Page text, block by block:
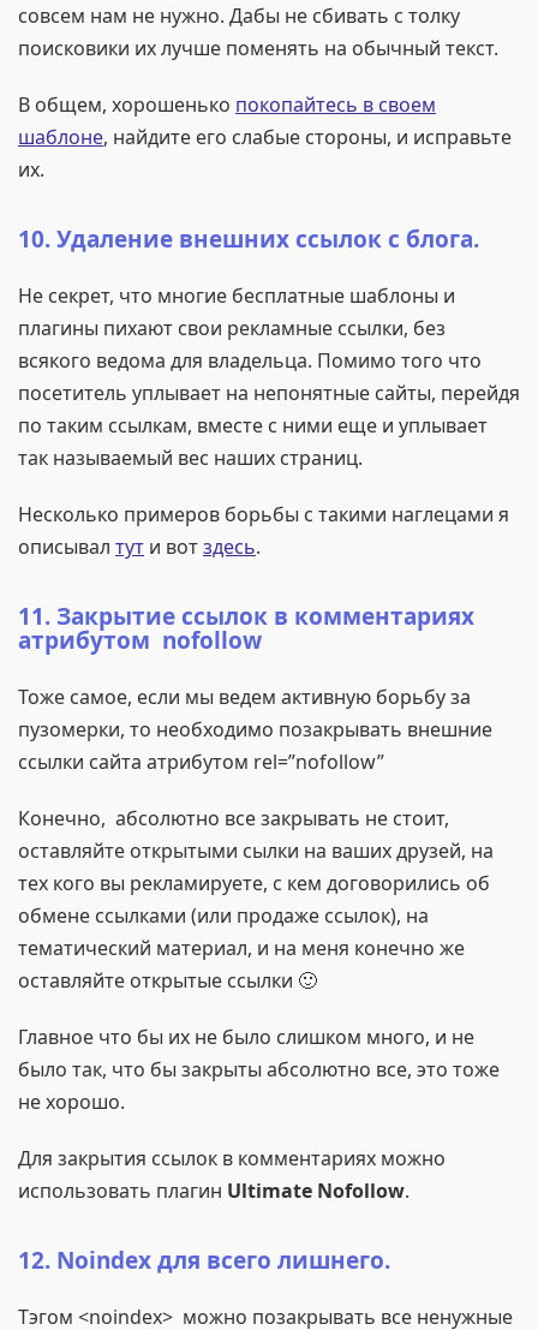
совсем нам не нужно. Дабы не сбивать с толку
поисковики их лучше поменять на обычный текст.
В общем, хорошенько покопайтесь в своем
шаблоне, найдите его слабые стороны, и исправьте
их.
10. Удаление внешних ссылок с блога.
Не секрет, что многие бесплатные шаблоны и
плагины пихают свои рекламные ссылки, без
всякого ведома для владельца. Помимо того что
посетитель уплывает на непонятные сайты, перейдя
по таким ссылкам, вместе с ними еще и уплывает
так называемый вес наших страниц.
Несколько примеров борьбы с такими наглецами я
описывал тут и вотздесь.
11. Закрытие ссылок в комментариях
атрибутом nofollow
Тоже самое, если мы ведем активную борьбу за
пузомерки, то необходимо позакрывать внешние
ссылки сайта атрибутом rel=”nofollow”
Конечно, абсолютно все закрывать не стоит,
оставляйте открытыми сылки на ваших друзей, на
тех кого вы рекламируете, с кем договорились об
обмене ссылками (или продаже ссылок), на
тематический материал, и на меня конечно же
оставляйте открытые ссылки 🙂
Главное что бы их не было слишком много, и не
было так, что бы закрыты абсолютно все, это тоже
не хорошо.
Для закрытия ссылок в комментариях можно
использовать плагин Ultimate Nofollow.
12. Noindex для всего лишнего.
Тэгом <noindex> можно позакрывать все ненужные